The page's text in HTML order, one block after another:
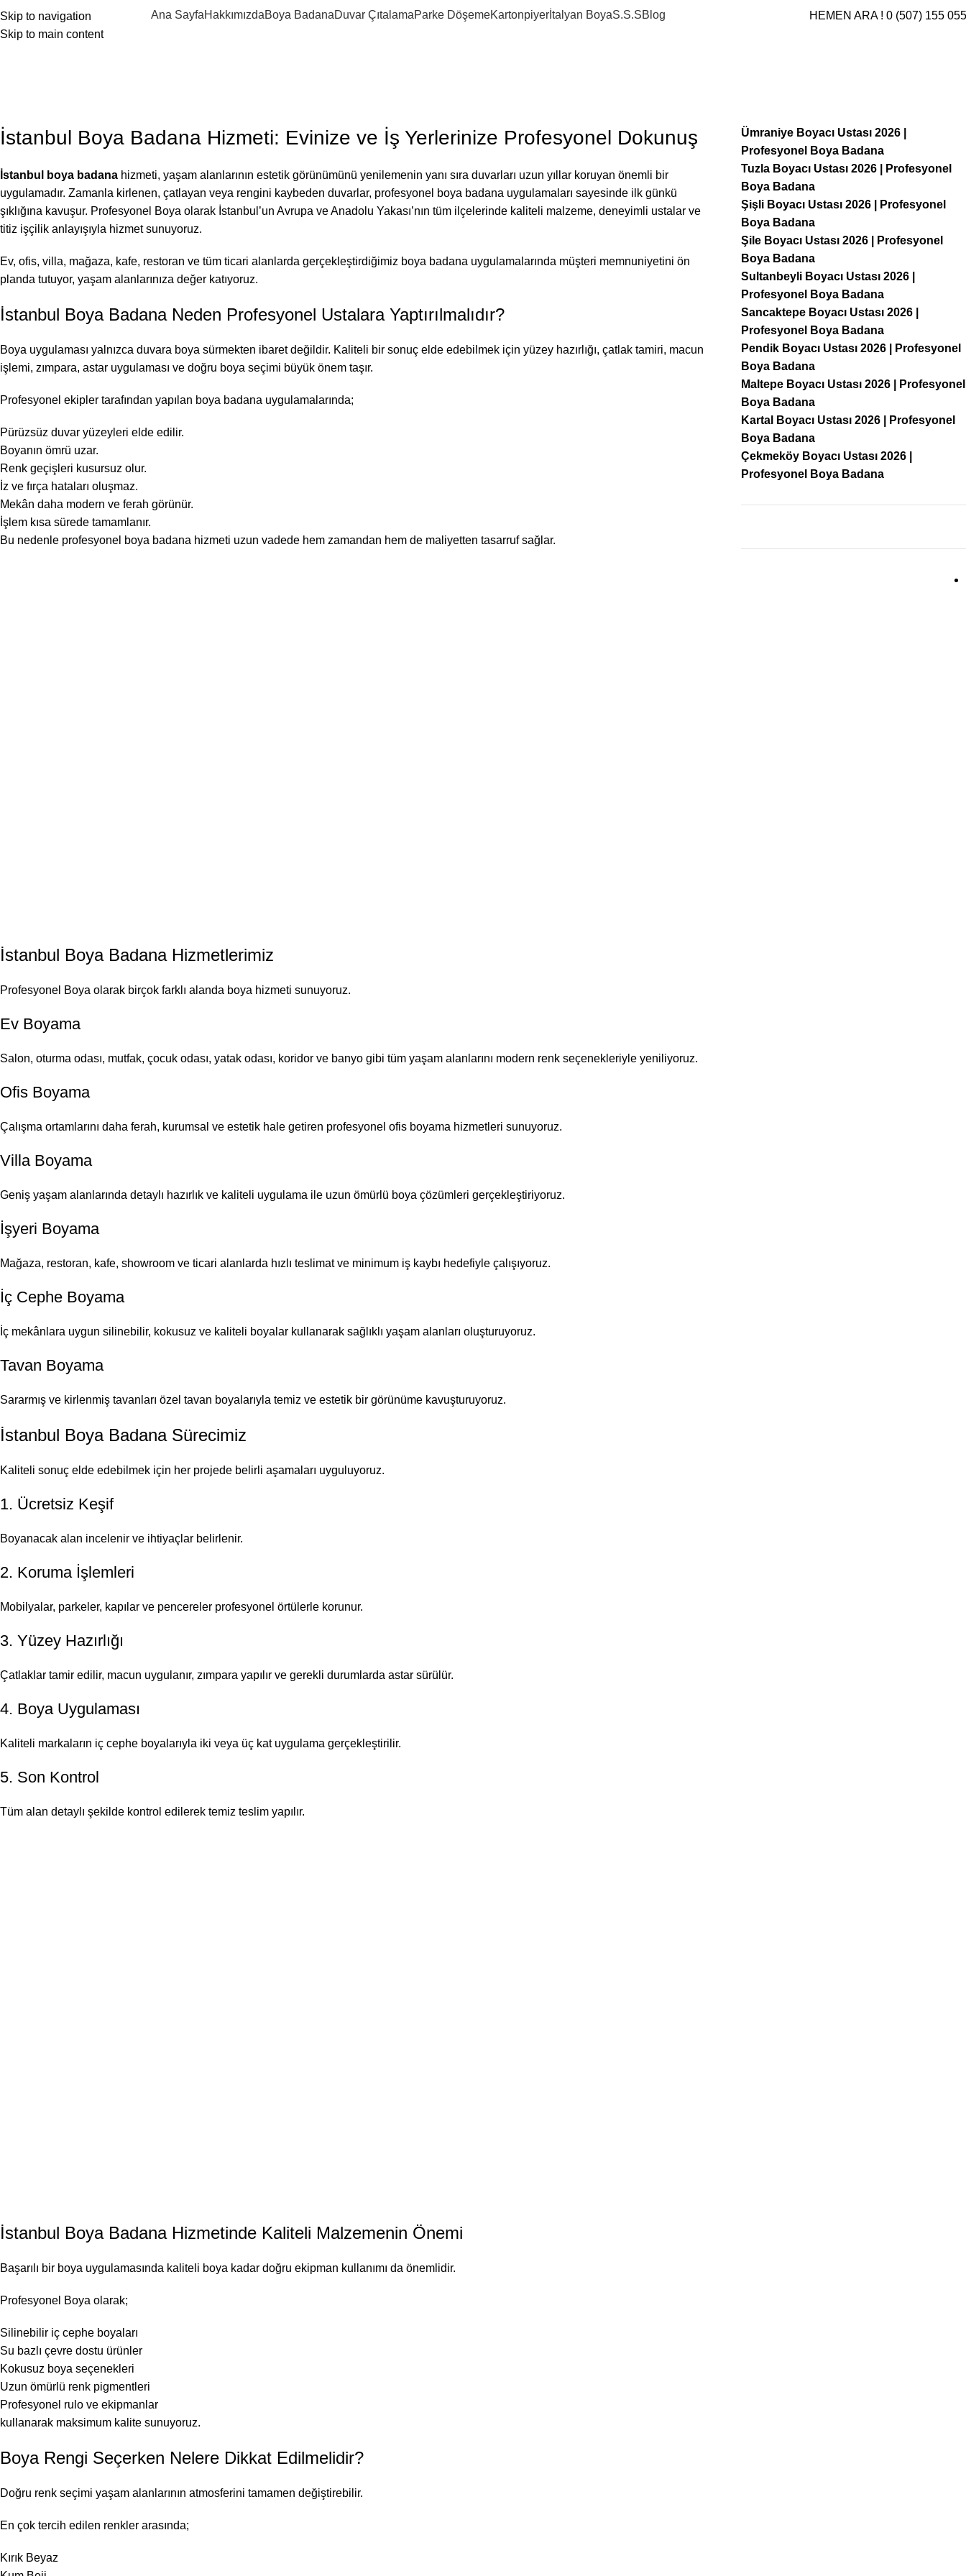
Skip to navigation
Skip to main content
Ana SayfaHakkımızdaBoya BadanaDuvar ÇıtalamaParke DöşemeKartonpiyer İtalyan BoyaS.S.SBlog
HEMEN ARA ! 0 (507) 155
sitemize hoşgeldiniz ..
İstanbul Boya Badana Hizmeti: Evinize ve İş Yerlerinize Profesyonel Dokunuş
İstanbul boya badana hizmeti, yaşam alanlarının estetik görünümünü yenilemenin yanı sıra duvarları uzun yıllar koruyan önemli bir
uygulamadır. Zamanla kirlenen, çatlayan veya rengini kaybeden duvarlar, profesyonel boya badana uygulamaları sayesinde ilk günkü
şıklığına kavuşur. Profesyonel Boya olarak İstanbul’un Avrupa ve Anadolu Yakası’nın tüm ilçelerinde kaliteli malzeme, deneyimli ustalar ve
titiz işçilik anlayışıyla hizmet sunuyoruz.
Ev, ofis, villa, mağaza, kafe, restoran ve tüm ticari alanlarda gerçekleştirdiğimiz boya badana uygulamalarında müşteri memnuniyetini ön
planda tutuyor, yaşam alanlarınıza değer katıyoruz.
İstanbul Boya Badana Neden Profesyonel Ustalara Yaptırılmalıdır?
Boya uygulaması yalnızca duvara boya sürmekten ibaret değildir. Kaliteli bir sonuç elde edebilmek için yüzey hazırlığı, çatlak tamiri, macun
işlemi, zımpara, astar uygulaması ve doğru boya seçimi büyük önem taşır.
Profesyonel ekipler tarafından yapılan boya badana uygulamalarında;
Pürüzsüz duvar yüzeyleri elde edilir.
Boyanın ömrü uzar.
Renk geçişleri kusursuz olur.
İz ve fırça hataları oluşmaz.
Mekân daha modern ve ferah görünür.
İşlem kısa sürede tamamlanır.
Bu nedenle profesyonel boya badana hizmeti uzun vadede hem zamandan hem de maliyetten tasarruf sağlar.
İstanbul Boya BadanaHizmetlerimiz
Profesyonel Boya olarak birçok farklı alanda boya hizmeti sunuyoruz.
Ev Boyama
Salon, oturma odası, mutfak, çocuk odası, yatak odası, koridor ve banyo gibi tüm yaşam alanlarını modern renk seçenekleriyle yeniliyoruz.
Ofis Boyama
Çalışma ortamlarını daha ferah, kurumsal ve estetik hale getiren profesyonel ofis boyama hizmetleri sunuyoruz.
Villa Boyama
Geniş yaşam alanlarında detaylı hazırlık ve kaliteli uygulama ile uzun ömürlü boya çözümleri gerçekleştiriyoruz.
İşyeri Boyama
Mağaza, restoran, kafe, showroom ve ticari alanlarda hızlı teslimat ve minimum iş kaybı hedefiyle çalışıyoruz.
İç Cephe Boyama
İç mekânlara uygun silinebilir, kokusuz ve kaliteli boyalar kullanarak sağlıklı yaşam alanları oluşturuyoruz.
Tavan Boyama
Sararmış ve kirlenmiş tavanları özel tavan boyalarıyla temiz ve estetik bir görünüme kavuşturuyoruz.
İstanbul Boya Badana Sürecimiz
Kaliteli sonuç elde edebilmek için her projede belirli aşamaları uyguluyoruz.
1. Ücretsiz Keşif
Boyanacak alan incelenir ve ihtiyaçlar belirlenir.
2. Koruma İşlemleri
Mobilyalar, parkeler, kapılar ve pencereler profesyonel örtülerle korunur.
3. Yüzey Hazırlığı
Çatlaklar tamir edilir, macun uygulanır, zımpara yapılır ve gerekli durumlarda astar sürülür.
4. Boya Uygulaması
Kaliteli markaların iç cephe boyalarıyla iki veya üç kat uygulama gerçekleştirilir.
5. Son Kontrol
Tüm alan detaylı şekilde kontrol edilerek temiz teslim yapılır.
İstanbul Boya Badana Hizmetinde Kaliteli Malzemenin Önemi
Başarılı bir boya uygulamasında kaliteli boya kadar doğru ekipman kullanımı da önemlidir.
Profesyonel Boya olarak;
Silinebilir iç cephe boyaları
Su bazlı çevre dostu ürünler
Kokusuz boya seçenekleri
Uzun ömürlü renk pigmentleri
Profesyonel rulo ve ekipmanlar
kullanarak maksimum kalite sunuyoruz.
Boya Rengi Seçerken Nelere Dikkat Edilmelidir?
Doğru renk seçimi yaşam alanlarının atmosferini tamamen değiştirebilir.
En çok tercih edilen renkler arasında;
Kırık Beyaz
Ümraniye Boyacı Ustası 2026 |
Profesyonel Boya Badana
Tuzla Boyacı Ustası 2026 | Profesyonel
Boya Badana
Şişli Boyacı Ustası 2026 | Profesyonel
Boya Badana
Şile Boyacı Ustası 2026 | Profesyonel
Boya Badana
Sultanbeyli Boyacı Ustası 2026 |
Profesyonel Boya Badana
Sancaktepe Boyacı Ustası 2026 |
Profesyonel Boya Badana
Pendik Boyacı Ustası 2026 | Profesyonel
Boya Badana
Maltepe Boyacı Ustası 2026 | Profesyonel
Boya Badana
Kartal Boyacı Ustası 2026 | Profesyonel
Boya Badana
Çekmeköy Boyacı Ustası 2026 |
Profesyonel Boya Badana